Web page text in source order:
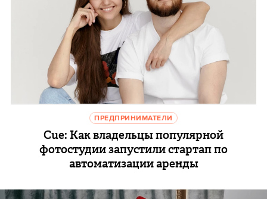
ПРЕДПРИНИМАТЕЛИ
Cue: Как владельцы популярной
фотостудии запустили стартап по
автоматизации аренды